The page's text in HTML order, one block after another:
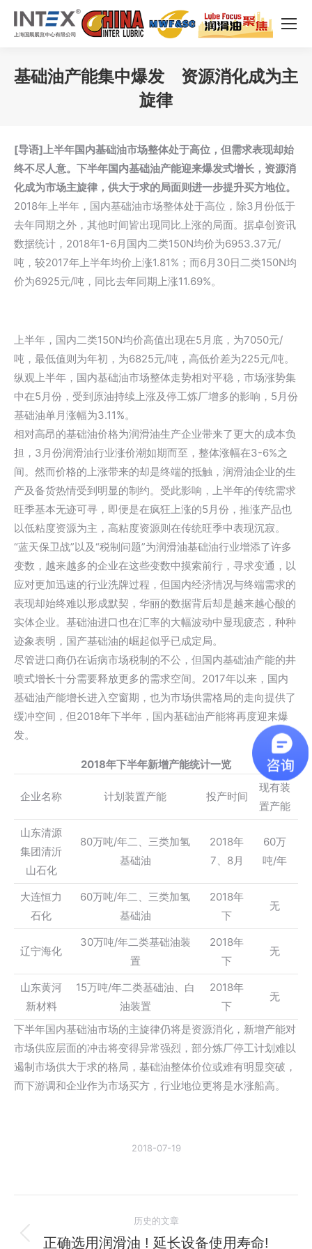
基础油产能集中爆发 资源消化成为主
旋律
[导语]上半年国内基础油市场整体处于高位，但需求表现却始
终不尽人意。下半年国内基础油产能迎来爆发式增长，资源消
化成为市场主旋律，供大于求的局面则进一步提升买方地位。
2018年上半年，国内基础油市场整体处于高位，除3月份低于
去年同期之外，其他时间皆出现同比上涨的局面。据卓创资讯
数据统计，2018年1-6月国内二类150N均价为6953.37元/
吨，较2017年上半年均价上涨1.81%；而6月30日二类150N均
价为6925元/吨，同比去年同期上涨11.69%。
上半年，国内二类150N均价高值出现在5月底，为7050元/
吨，最低值则为年初，为6825元/吨，高低价差为225元/吨。
纵观上半年，国内基础油市场整体走势相对平稳，市场涨势集
中在5月份，受到原油持续上涨及停工炼厂增多的影响，5月份
基础油单月涨幅为3.11%。
相对高昂的基础油价格为润滑油生产企业带来了更大的成本负
担，3月份润滑油行业涨价潮如期而至，整体涨幅在3-6%之
间。然而价格的上涨带来的却是终端的抵触，润滑油企业的生
产及备货热情受到明显的制约。受此影响，上半年的传统需求
旺季基本无迹可寻，即便是在疯狂上涨的5月份，推涨产品也
以低粘度资源为主，高粘度资源则在传统旺季中表现沉寂。
“蓝天保卫战”以及“税制问题”为润滑油基础油行业增添了许多
变数，越来越多的企业在这些变数中摸索前行，寻求变通，以
应对更加迅速的行业洗牌过程，但国内经济情况与终端需求的
表现却始终难以形成默契，华丽的数据背后却是越来越心酸的
实体企业。基础油进口也在汇率的大幅波动中显现疲态，种种
迹象表明，国产基础油的崛起似乎已成定局。
尽管进口商仍在诟病市场税制的不公，但国内基础油产能的井
喷式增长十分需要释放更多的需求空间。2017年以来，国内
基础油产能增长进入空窗期，也为市场供需格局的走向提供了
缓冲空间，但2018年下半年，国内基础油产能将再度迎来爆
发。
2018年下半年新增产能统计一览
企业名称 计划装置产能 投产时间
现有装
置产能
山东清源
集团清沂
山石化
80万吨/年二、三类加氢
基础油
2018年
7、8月
60万
吨/年
大连恒力
石化
60万吨/年二、三类加氢
基础油
2018年
下
无
辽宁海化
30万吨/年二类基础油装
置
2018年
下
无
山东黄河
新材料
15万吨/年二类基础油、白
油装置
2018年
下
无
下半年国内基础油市场的主旋律仍将是资源消化，新增产能对
市场供应层面的冲击将变得异常强烈，部分炼厂停工计划难以
遏制市场供大于求的格局，基础油整体价位或难有明显突破，
而下游调和企业作为市场买方，行业地位更将是水涨船高。
2018-07-19
章
历史的文章
历
正确选用润滑油 ! 延长设备使用寿命!